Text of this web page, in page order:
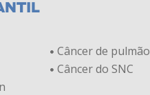
Câncer de pulmão
Câncer do SNC